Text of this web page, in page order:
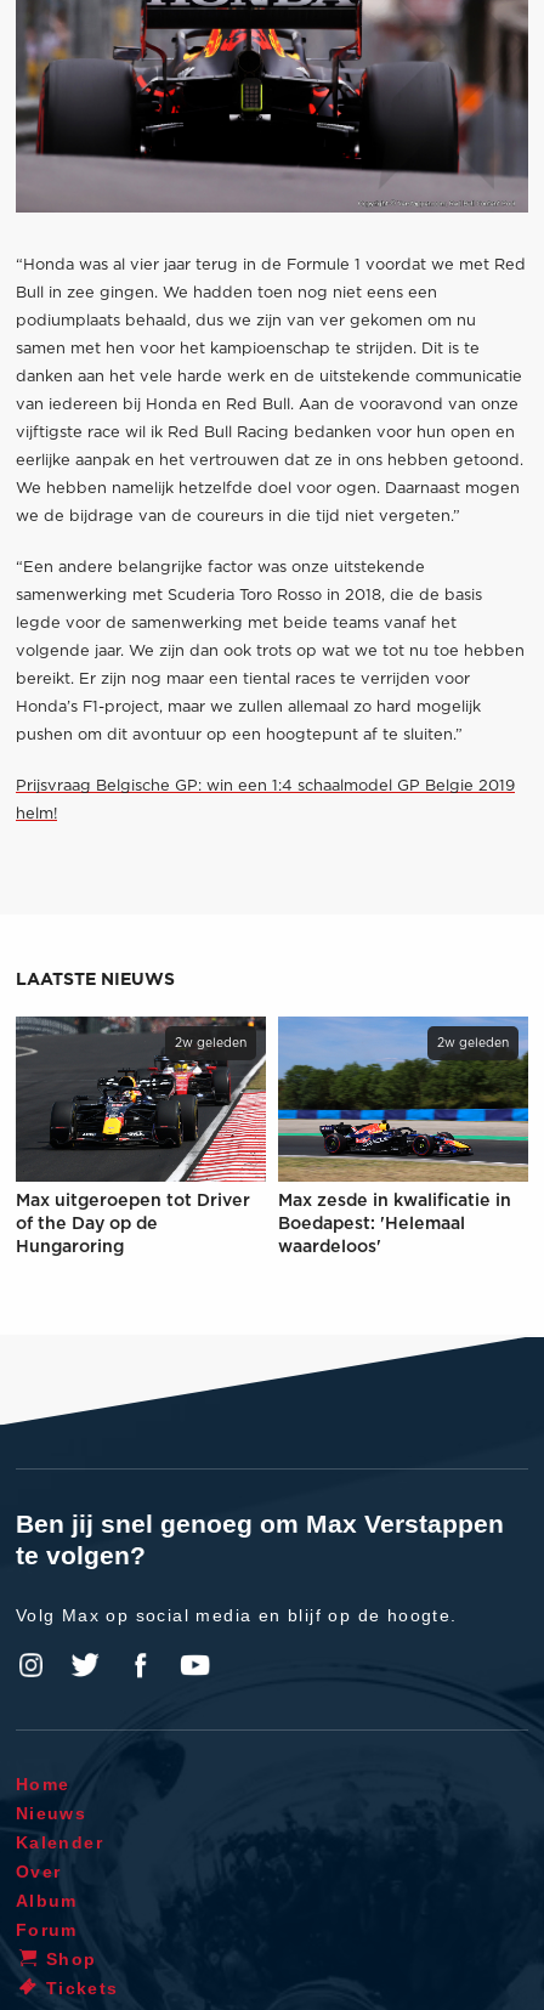
“Honda was al vier jaar terug in de Formule 1 voordat we met Red
Bull in zee gingen. We hadden toen nog niet eens een
podiumplaats behaald, dus we zijn van ver gekomen om nu
samen met hen voor het kampioenschap te strijden. Dit is te
danken aan het vele harde werk en de uitstekende communicatie
van iedereen bij Honda en Red Bull. Aan de vooravond van onze
vijftigste race wil ik Red Bull Racing bedanken voor hun open en
eerlijke aanpak en het vertrouwen dat ze in ons hebben getoond.
We hebben namelijk hetzelfde doel voor ogen. Daarnaast mogen
we de bijdrage van de coureurs in die tijd niet vergeten.”
“Een andere belangrijke factor was onze uitstekende
samenwerking met Scuderia Toro Rosso in 2018, die de basis
legde voor de samenwerking met beide teams vanaf het
volgende jaar. We zijn dan ook trots op wat we tot nu toe hebben
bereikt. Er zijn nog maar een tiental races te verrijden voor
Honda’s F1-project, maar we zullen allemaal zo hard mogelijk
pushen om dit avontuur op een hoogtepunt af te sluiten.”
Prijsvraag Belgische GP: win een 1:4 schaalmodel GP Belgie 2019
helm!
LAATSTE NIEUWS
2w geleden
Max uitgeroepen tot Driver
of the Day op de
Hungaroring
2w geleden
Max zesde in kwalificatie in
Boedapest: 'Helemaal
waardeloos'
Ben jij snel genoeg om Max Verstappen
te volgen?
Volg Max op social media en blijf op de hoogte.
Home
Nieuws
Kalender
Over
Album
Forum
Shop
Tickets